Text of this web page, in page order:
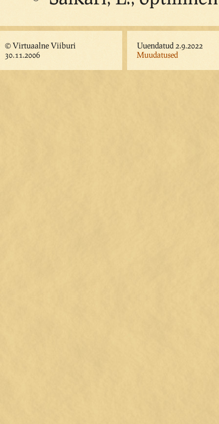
© Virtuaalne Viiburi
30.11.2006
Uuendatud 2.9.2022
Muudatused